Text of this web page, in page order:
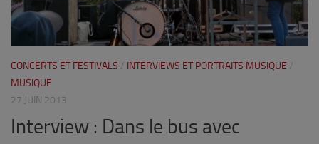
CONCERTS ET FESTIVALS / INTERVIEWS ET PORTRAITS MUSIQUE /
MUSIQUE
27 JUIN 2013
Interview : Dans le bus avec